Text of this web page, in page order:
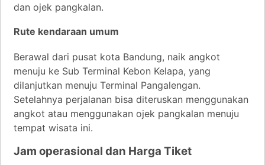
dan ojek pangkalan.
Rute kendaraan umum
Berawal dari pusat kota Bandung, naik angkot
menuju ke Sub Terminal Kebon Kelapa, yang
dilanjutkan menuju Terminal Pangalengan.
Setelahnya perjalanan bisa diteruskan menggunakan
angkot atau menggunakan ojek pangkalan menuju
tempat wisata ini.
Jam operasional dan Harga Tiket